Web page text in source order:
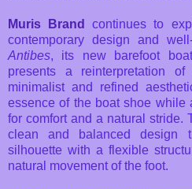
Muris Brand
continues to
contemporary design and
Antibes, its new barefoot
presents a reinterpretation
minimalist and refined
essence of the boat shoe while
for comfort and a natural stride.
clean and balanced design
silhouette with a flexible
natural movement of the foot.